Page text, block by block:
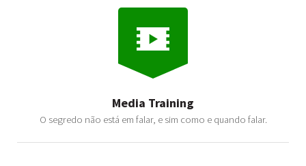
Media Training
O segredo não está em falar, e sim como e quando falar.